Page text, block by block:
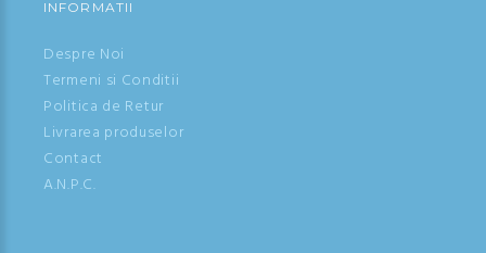
INFORMATII
Despre Noi
Termeni si Conditii
Politica de Retur
Livrarea produselor
Contact
A.N.P.C.